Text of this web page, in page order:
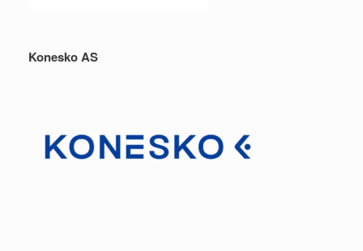
Konesko AS